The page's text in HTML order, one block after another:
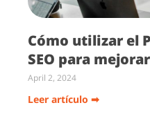
Cómo utilizar el
SEO para
April 2, 2024
Leer artículo ➡